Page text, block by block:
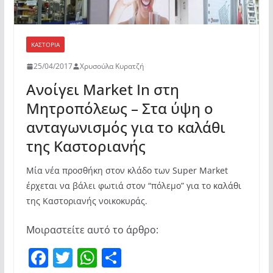
ΚΑΣΤΟΡΙΆ
25/04/2017 Χρυσούλα Κυρατζή
Ανοίγει Market In στη
Μητροπόλεως – Στα ύψη ο
ανταγωνισμός για το καλάθι
της Καστοριανής
Μία νέα προσθήκη στον κλάδο των Super Market
έρχεται να βάλει φωτιά στον “πόλεμο” για το καλάθι
της Καστοριανής νοικοκυράς.
Μοιραστείτε αυτό το άρθρο:
F T W Μ